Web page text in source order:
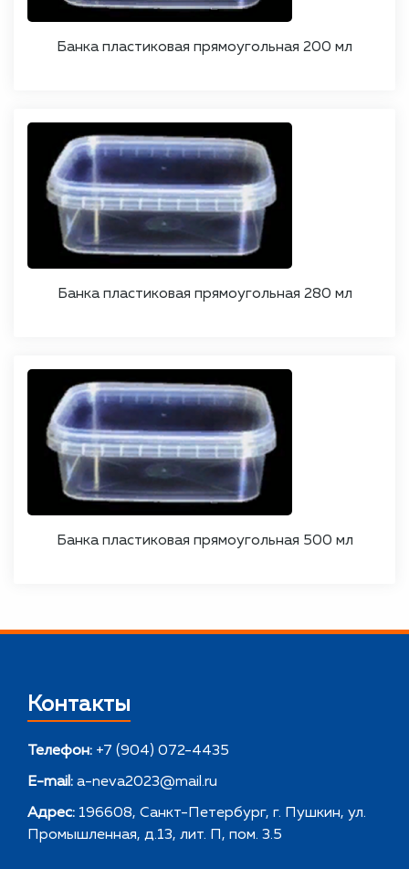
Банка пластиковая прямоугольная 200 мл
Банка пластиковая прямоугольная 280 мл
Банка пластиковая прямоугольная 500 мл
Контакты
Телефон: +7 (904) 072-4435
E-mail: a-neva2023@mail.ru
Адрес: 196608, Санкт-Петербург, г. Пушкин, ул.
Промышленная, д.13, лит. П, пом. 3.5